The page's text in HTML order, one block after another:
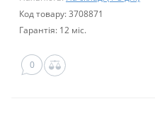
Код товару: 3708871
Гарантія: 12 міс.
0